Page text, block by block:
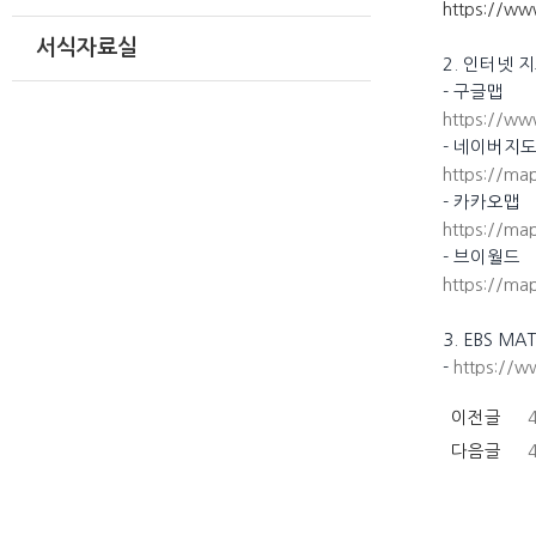
서식자료실
https://
2. 인터넷
- 구글맵
https://
- 네이버지도
https://
- 카카오맵
https://
- 브이월드
https://
3. EBS
- https://
이전글
다음글